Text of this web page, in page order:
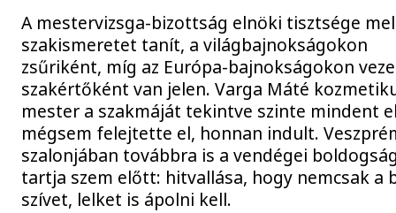
A mestervizsga-bizottság elnöki tisztsége
szakismeretet tanít, a világbajnokságokon
zsűriként, míg az Európa-bajnokságokon
szakértőként van jelen. Varga Máté
mester a szakmáját tekintve szinte mindent
mégsem felejtette el, honnan indult.
szalonjában továbbra is a vendégei
tartja szem előtt: hitvallása, hogy nemcsak a
szívet, lelket is ápolni kell.